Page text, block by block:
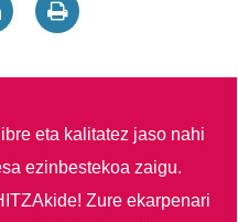
eta kalitatez jaso nahi
ezinbestekoa zaigu.
Zure ekarpenari